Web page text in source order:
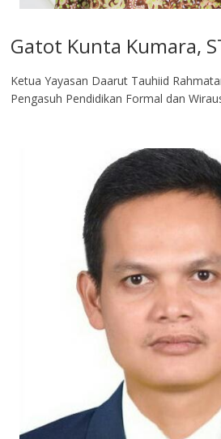
Gatot Kunta Kumara,
Ketua Yayasan Daarut Tauhiid
Pengasuh Pendidikan Formal dan